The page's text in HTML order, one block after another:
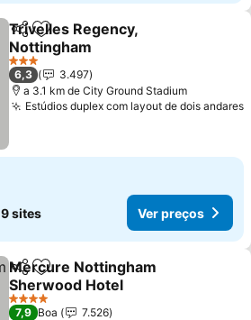
PartilharAdicionar aos favoritos
Trivelles Regency,
Nottingham
3 Estrelas
6,3
3.497
a 3.1 km de City Ground Stadium
Estúdios duplex com layout de dois andares
9 sites Ver preços
PartilharAdicionar aos favoritos
Mercure Nottingham
Sherwood Hotel
4 Estrelas
7,9 Boa
7.526